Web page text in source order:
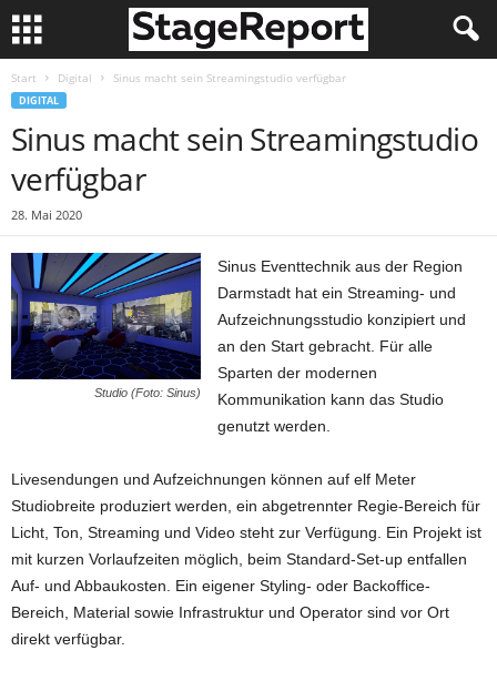
Start Digital Sinus macht sein Streamingstudio verfügbar
DIGITAL
Sinus macht sein Streamingstudio
verfügbar
28. Mai 2020
Studio (Foto: Sinus)
Sinus Eventtechnik aus der Region
Darmstadt hat ein Streaming- und
Aufzeichnungsstudio konzipiert und
an den Start gebracht. Für alle
Sparten der modernen
Kommunikation kann das Studio
genutzt werden.
Livesendungen und Aufzeichnungen können auf elf Meter
Studiobreite produziert werden, ein abgetrennter Regie-Bereich für
Licht, Ton, Streaming und Video steht zur Verfügung. Ein Projekt ist
mit kurzen Vorlaufzeiten möglich, beim Standard-Set-up entfallen
Auf- und Abbaukosten. Ein eigener Styling- oder Backoffice-
Bereich, Material sowie Infrastruktur und Operator sind vor Ort
direkt verfügbar.